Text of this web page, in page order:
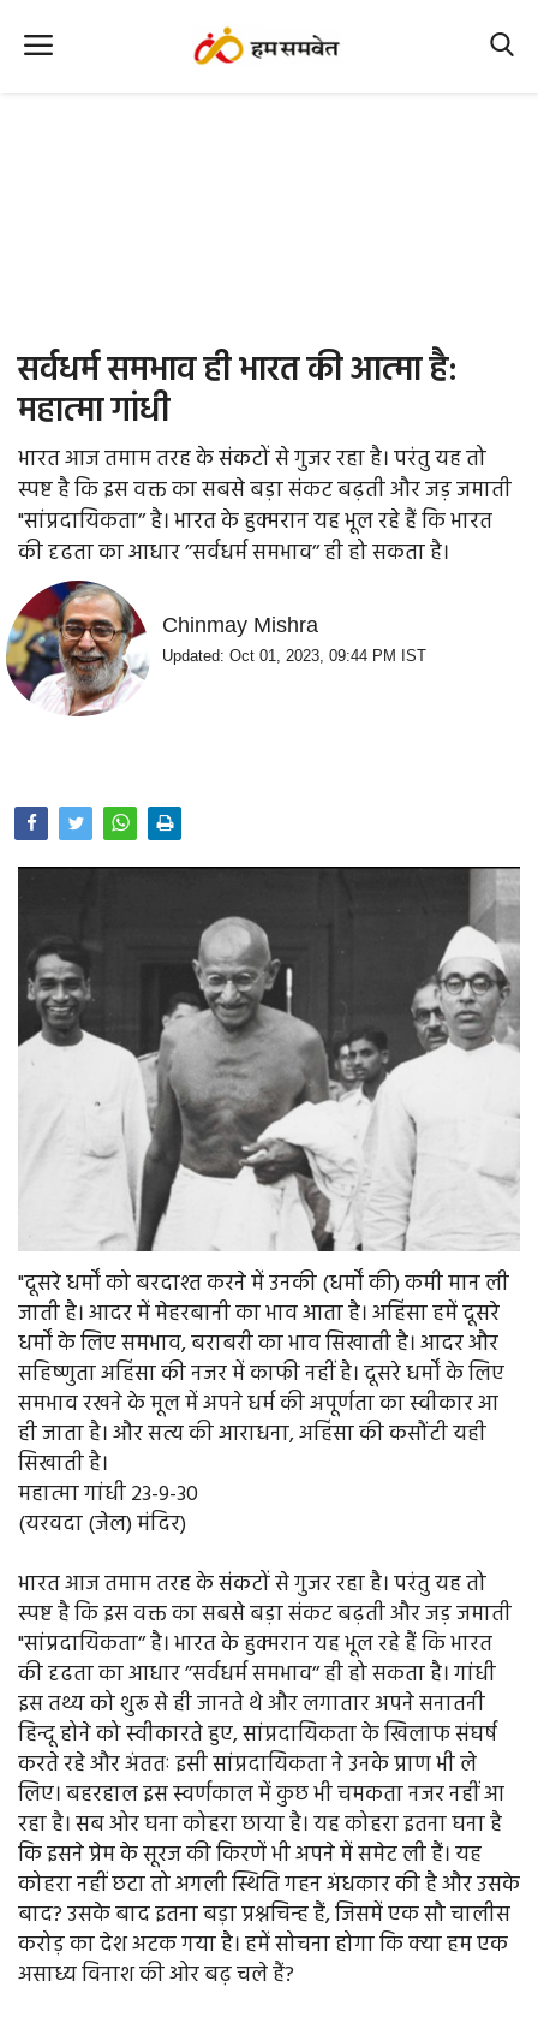
Office Office
Farm & Food
Opinion
Health & Lifestyle
Photo Gallery
Home
सर्वधर्म समभाव ही भारत की आत्मा है:
महात्मा गांधी
भारत आज तमाम तरह के संकटों से गुजर रहा है। परंतु यह तो
स्पष्ट है कि इस वक्त का सबसे बड़ा संकट बढ़ती और जड़ जमाती
"सांप्रदायिकता’’ है। भारत के हुक्मरान यह भूल रहे हैं कि भारत
की दृढता का आधार ’’सर्वधर्म समभाव’’ ही हो सकता है।
Chinmay Mishra
Updated: Oct 01, 2023, 09:44 PM IST
"दूसरे धर्मों को बरदाश्त करने में उनकी (धर्मों की) कमी मान ली
जाती है। आदर में मेहरबानी का भाव आता है। अहिंसा हमें दूसरे
धर्मों के लिए समभाव, बराबरी का भाव सिखाती है। आदर और
सहिष्णुता अहिंसा की नजर में काफी नहीं है। दूसरे धर्मों के लिए
समभाव रखने के मूल में अपने धर्म की अपूर्णता का स्वीकार आ
ही जाता है। और सत्य की आराधना, अहिंसा की कसौंटी यही
सिखाती है।
महात्मा गांधी 23-9-30
(यरवदा (जेल) मंदिर)
भारत आज तमाम तरह के संकटों से गुजर रहा है। परंतु यह तो
स्पष्ट है कि इस वक्त का सबसे बड़ा संकट बढ़ती और जड़ जमाती
"सांप्रदायिकता’’ है। भारत के हुक्मरान यह भूल रहे हैं कि भारत
की दृढता का आधार ’’सर्वधर्म समभाव’’ ही हो सकता है। गांधी
इस तथ्य को शुरू से ही जानते थे और लगातार अपने सनातनी
हिन्दू होने को स्वीकारते हुए, सांप्रदायिकता के खिलाफ संघर्ष
करते रहे और अंततः इसी सांप्रदायिकता ने उनके प्राण भी ले
लिए। बहरहाल इस स्वर्णकाल में कुछ भी चमकता नजर नहीं आ
रहा है। सब ओर घना कोहरा छाया है। यह कोहरा इतना घना है
कि इसने प्रेम के सूरज की किरणें भी अपने में समेट ली हैं। यह
कोहरा नहीं छटा तो अगली स्थिति गहन अंधकार की है और उसके
बाद? उसके बाद इतना बड़ा प्रश्नचिन्ह हैं, जिसमें एक सौ चालीस
करोड़ का देश अटक गया है। हमें सोचना होगा कि क्या हम एक
असाध्य विनाश की ओर बढ़ चले हैं?